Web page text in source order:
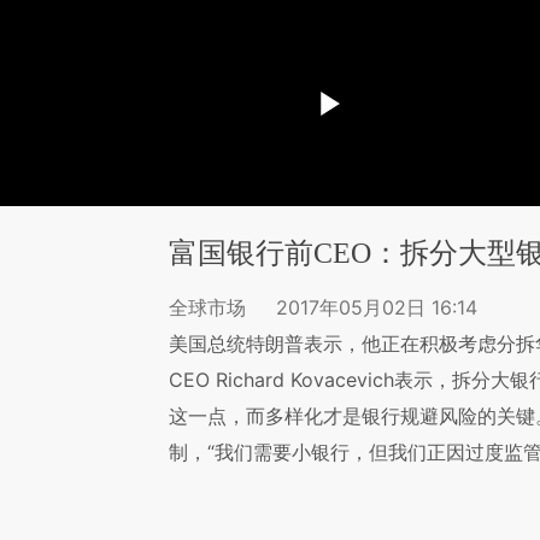
富国银行前CEO：拆分大型
全球市场
2017年05月02日 16:14
美国总统特朗普表示，他正在积极考虑分
CEO Richard Kovacevich表示，拆分大银
这一点，而多样化才是银行规避风险的关
制，“我们需要小银行，但我们正因过度监